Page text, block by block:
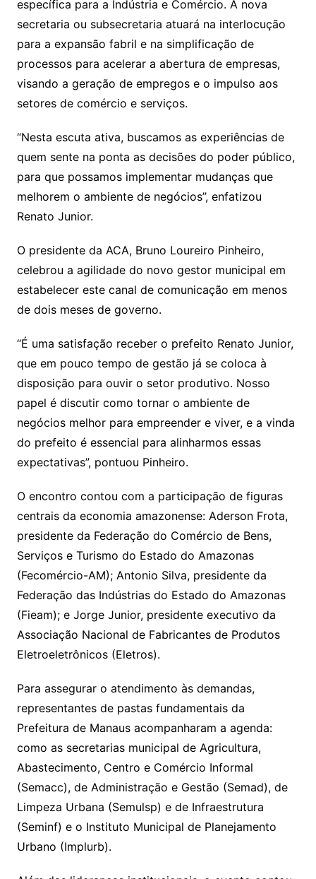
específica para a Indústria e Comércio. A nova
secretaria ou subsecretaria atuará na interlocução
para a expansão fabril e na simplificação de
processos para acelerar a abertura de empresas,
visando a geração de empregos e o impulso aos
setores de comércio e serviços.
“Nesta escuta ativa, buscamos as experiências de
quem sente na ponta as decisões do poder público,
para que possamos implementar mudanças que
melhorem o ambiente de negócios”, enfatizou
Renato Junior.
O presidente da ACA, Bruno Loureiro Pinheiro,
celebrou a agilidade do novo gestor municipal em
estabelecer este canal de comunicação em menos
de dois meses de governo.
“É uma satisfação receber o prefeito Renato Junior,
que em pouco tempo de gestão já se coloca à
disposição para ouvir o setor produtivo. Nosso
papel é discutir como tornar o ambiente de
negócios melhor para empreender e viver, e a vinda
do prefeito é essencial para alinharmos essas
expectativas”, pontuou Pinheiro.
O encontro contou com a participação de figuras
centrais da economia amazonense: Aderson Frota,
presidente da Federação do Comércio de Bens,
Serviços e Turismo do Estado do Amazonas
(Fecomércio-AM); Antonio Silva, presidente da
Federação das Indústrias do Estado do Amazonas
(Fieam); e Jorge Junior, presidente executivo da
Associação Nacional de Fabricantes de Produtos
Eletroeletrônicos (Eletros).
Para assegurar o atendimento às demandas,
representantes de pastas fundamentais da
Prefeitura de Manaus acompanharam a agenda:
como as secretarias municipal de Agricultura,
Abastecimento, Centro e Comércio Informal
(Semacc), de Administração e Gestão (Semad), de
Limpeza Urbana (Semulsp) e de Infraestrutura
(Seminf) e o Instituto Municipal de Planejamento
Urbano (Implurb).